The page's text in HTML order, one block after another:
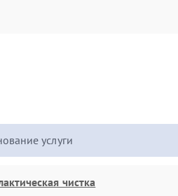
услуги
чистка